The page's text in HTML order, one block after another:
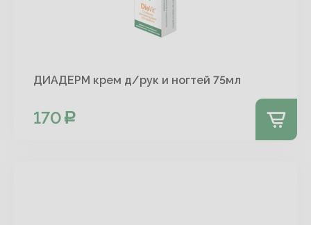
ДИАДЕРМ крем д/рук и ногтей 75мл
170